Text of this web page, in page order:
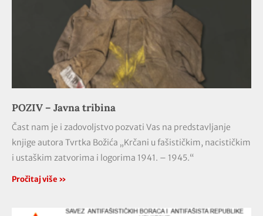
POZIV – Javna tribina
Čast nam je i zadovoljstvo pozvati Vas na predstavljanje
knjige autora Tvrtka Božića „Krčani u fašističkim, nacističkim
i ustaškim zatvorima i logorima 1941. – 1945.“
Pročitaj više »